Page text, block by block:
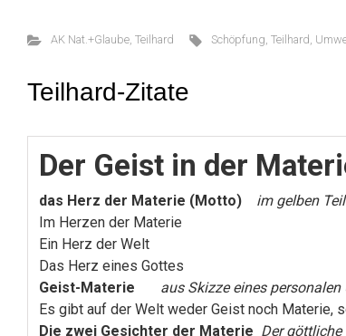
AK Nat.+Glaube, Teilhard Schöpfung,Teilhard,
Teilhard-Zitate
Der Geist in der
das Herz der Materie (Motto) im gelben
Im Herzen der Materie
Ein Herz der Welt
Das Herz eines Gottes
Geist-Materie aus Skizze eines personalen
Es gibt auf der Welt weder Geist noch Materie,
Die zwei Gesichter der Materie Der göttliche